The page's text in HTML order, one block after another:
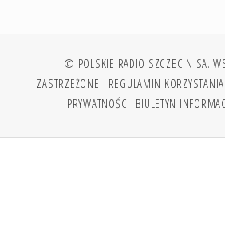
© POLSKIE RADIO SZCZECIN SA.
ZASTRZEŻONE. REGULAMIN
PRYWATNOŚCI BIULETYN